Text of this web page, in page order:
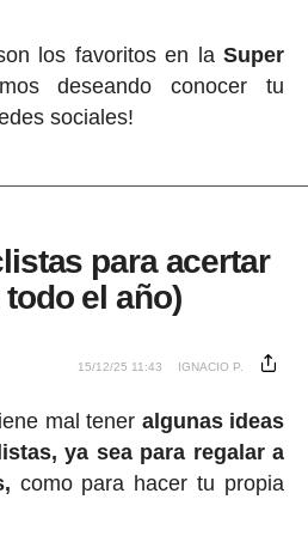
los favoritos en laSuper
deseando conocer tu
sociales!
para acertar
el año)
15/12/25 11:43 IGNACIO P.
mal tener algunas ideas
ya sea para regalar a
como para hacer tu propia